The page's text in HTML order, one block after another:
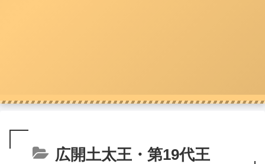
広開土太王・第19代王